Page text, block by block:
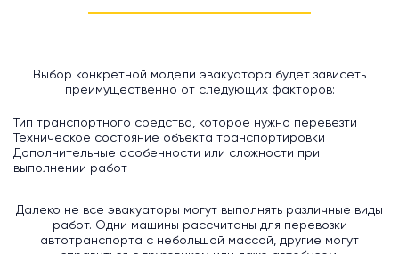
Выбор конкретной модели эвакуатора будет зависеть
преимущественно от следующих факторов:
Тип транспортного средства, которое нужно перевезти
Техническое состояние объекта транспортировки
Дополнительные особенности или сложности при
выполнении работ
Далеко не все эвакуаторы могут выполнять различные виды
работ. Одни машины рассчитаны для перевозки
автотранспорта с небольшой массой, другие могут